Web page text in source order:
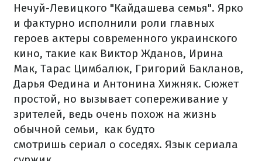
Нечуй-Левицкого "Кайдашева семья". Ярко
и фактурно исполнили роли главных
героев актеры современного украинского
кино, такие как Виктор Жданов, Ирина
Мак, Тарас Цимбалюк, Григорий Бакланов,
Дарья Федина и Антонина Хижняк. Сюжет
простой, но вызывает сопереживание у
зрителей, ведь очень похож на жизнь
обычной семьи, как будто
смотришь сериал о соседях. Язык сериала